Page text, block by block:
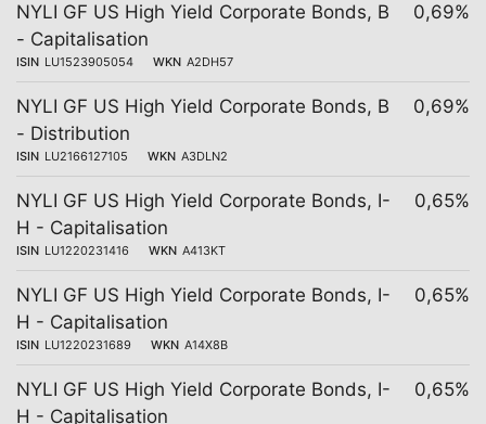
NYLI GF US High Yield Corporate Bonds, B
- Capitalisation
ISIN LU1523905054 WKN A2DH57
0,69%
NYLI GF US High Yield Corporate Bonds, B
- Distribution
ISIN LU2166127105 WKN A3DLN2
0,69%
NYLI GF US High Yield Corporate Bonds, I-
H - Capitalisation
ISIN LU1220231416 WKN A413KT
0,65%
NYLI GF US High Yield Corporate Bonds, I-
H - Capitalisation
ISIN LU1220231689 WKN A14X8B
0,65%
NYLI GF US High Yield Corporate Bonds, I-
H - Capitalisation
0,65%